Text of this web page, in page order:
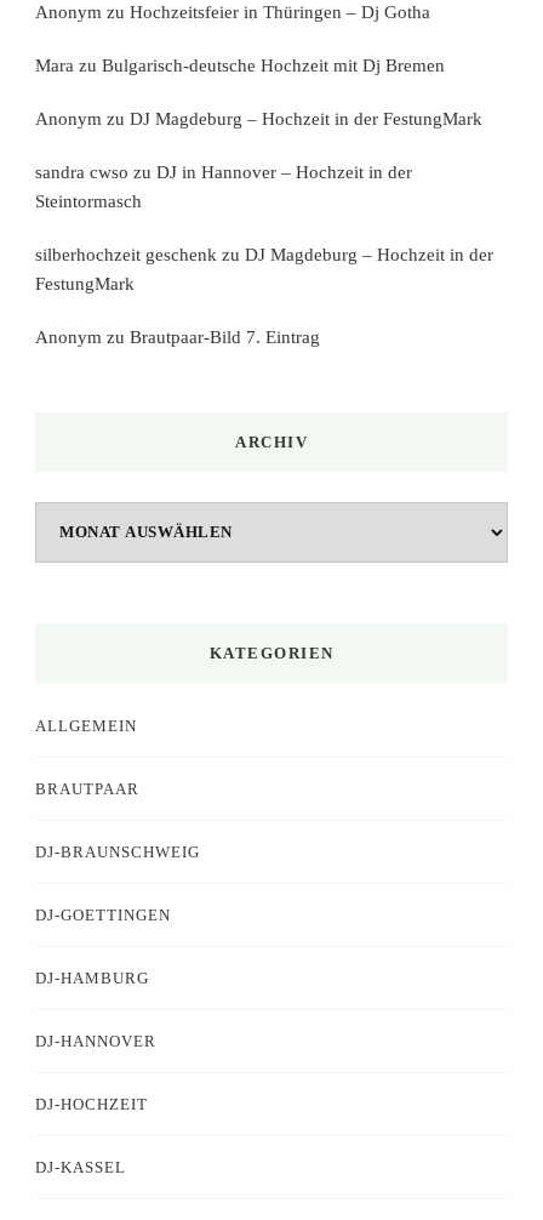
Anonym zu Hochzeitsfeier in Thüringen – Dj Gotha
Mara zu Bulgarisch-deutsche Hochzeit mit Dj Bremen
Anonym zu DJ Magdeburg – Hochzeit in der FestungMark
sandra cwso zu DJ in Hannover – Hochzeit in der
Steintormasch
silberhochzeit geschenk zu DJ Magdeburg – Hochzeit in der
FestungMark
Anonym zu Brautpaar-Bild 7. Eintrag
ARCHIV
KATEGORIEN
ALLGEMEIN
BRAUTPAAR
DJ-BRAUNSCHWEIG
DJ-GOETTINGEN
DJ-HAMBURG
DJ-HANNOVER
DJ-HOCHZEIT
DJ-KASSEL